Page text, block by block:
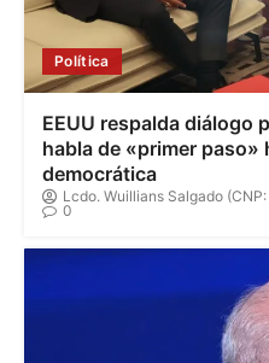
Política
EEUU respalda diálogo
habla de «primer paso»
democrática
Lcdo. Wuillians Salgado
0